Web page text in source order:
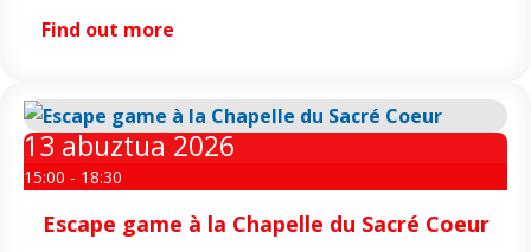
Find out more
13abuztua2026
15:00 - 18:30
Escape game à la Chapelle du Sacré Coeur